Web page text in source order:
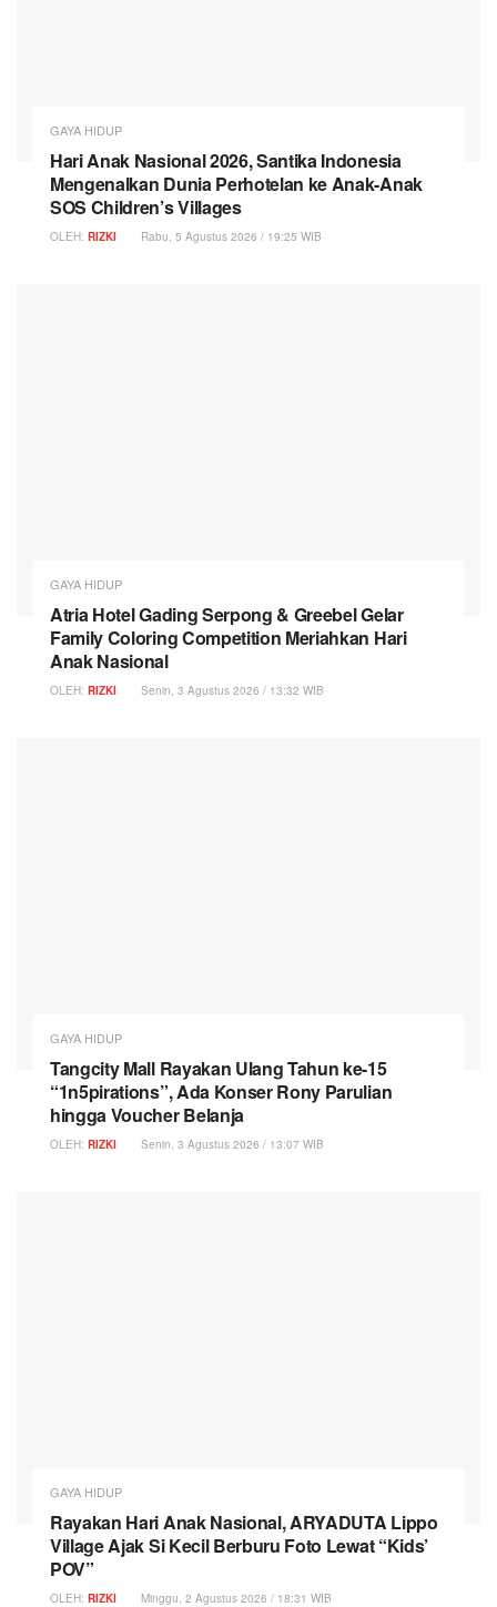
GAYA HIDUP
Hari Anak Nasional 2026, Santika Indonesia
Mengenalkan Dunia Perhotelan ke Anak-Anak
SOS Children’s Villages
OLEH: RIZKI Rabu, 5 Agustus 2026 / 19:25 WIB
GAYA HIDUP
Atria Hotel Gading Serpong & Greebel Gelar
Family Coloring Competition Meriahkan Hari
Anak Nasional
OLEH: RIZKI Senin, 3 Agustus 2026 / 13:32 WIB
GAYA HIDUP
Tangcity Mall Rayakan Ulang Tahun ke-15
“1n5pirations”, Ada Konser Rony Parulian
hingga Voucher Belanja
OLEH: RIZKI Senin, 3 Agustus 2026 / 13:07 WIB
GAYA HIDUP
Rayakan Hari Anak Nasional, ARYADUTA Lippo
Village Ajak Si Kecil Berburu Foto Lewat “Kids’
POV”
OLEH: RIZKI Minggu, 2 Agustus 2026 / 18:31 WIB